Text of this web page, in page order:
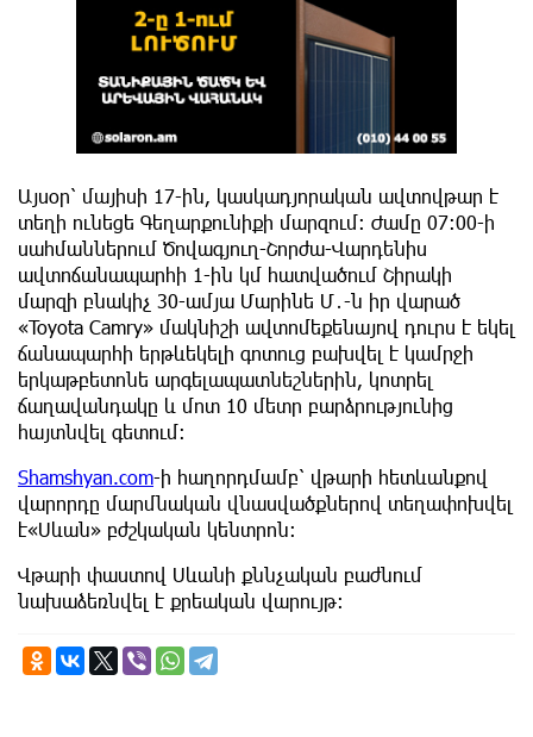
Այսօր՝ մայիսի 17-ին, կասկադյորական ավտովթար է
տեղի ունեցե Գեղարքունիքի մարզում։ Ժամը 07:00-ի
սահմաններում Ծովագյուղ-Շորժա-Վարդենիս
ավտոճանապարհի 1-ին կմ հատվածում Շիրակի
մարզի բնակիչ 30-ամյա Մարինե Մ․-ն իր վարած
«Toyota Camry» մակնիշի ավտոմեքենայով դուրս է եկել
ճանապարհի երթևեկելի գոտուց բախվել է կամրջի
երկաթբետոնե արգելապատնեշներին, կոտրել
ճաղավանդակը և մոտ 10 մետր բարձրությունից
հայտնվել գետում։
Shamshyan.com-ի հաղորդմամբ՝ վթարի հետևանքով
վարորդը մարմնական վնասվածքներով տեղափոխվել
է«Սևան» բժշկական կենտրոն։
Վթարի փաստով Սևանի քննչական բաժնում
նախաձեռնվել է քրեական վարույթ։